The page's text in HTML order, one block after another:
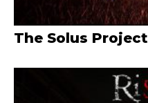
The Solus Project